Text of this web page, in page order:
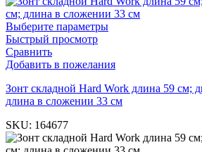
Выберите параметры
Быстрый просмотр
Сравнить
Добавить в пожелания
Зонт складной Hard Work длина 59 см;
длина в сложении 33 см
SKU: 164677